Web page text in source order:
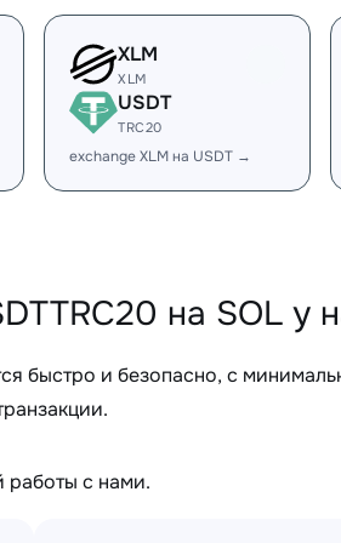
XLM
XLM
USDT
TRC20
exchange XLM на USDT →
на SOL у
быстро и безопасно, с
работы с нами.